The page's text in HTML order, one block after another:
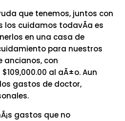
que tenemos, juntos con
los cuidamos todavÃ­a es
en una casa de
para nuestros
ancianos, con
al aÃ±o. Aun
gastos de doctor,
gastos que no